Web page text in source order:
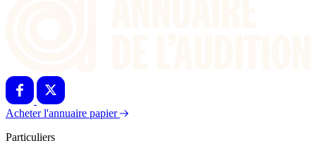
Acheter l'annuaire papier
Particuliers